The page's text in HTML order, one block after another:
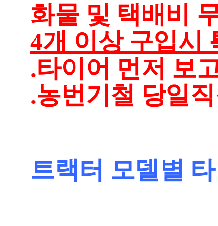
화물 및 택배비
4개 이상 구입시
.타이어 먼저 보
.농번기철 당일
트랙터 모델별